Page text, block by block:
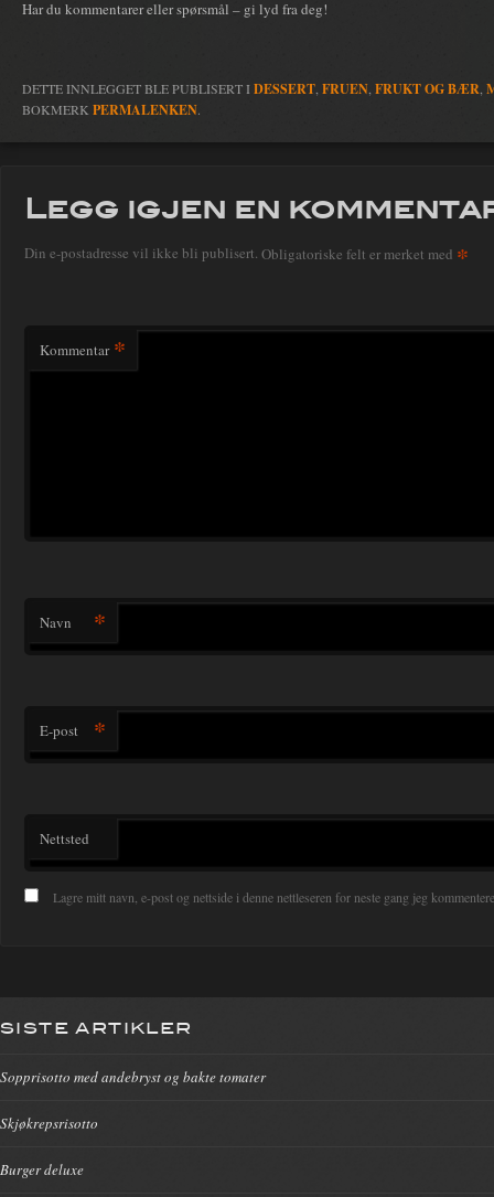
Har du kommentarer eller spørsmål – gi lyd fra deg!
DETTE INNLEGGET BLE PUBLISERT IDESSERT FRUEN FRUKT OG BÆR
BOKMERK PERMALENKEN.
Legg igjen en
Din e-postadresse vil ikke bli publisert. Obligatoriske felt er merket med *
Kommentar *
Navn *
E-post *
Nettsted
Lagre mitt navn, e-post og nettside i denne nettleseren for neste gang jeg
SISTE ARTIKLER
Sopprisotto med andebryst og bakte tomater
Skjøkrepsrisotto
Burger deluxe